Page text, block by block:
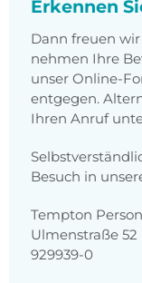
Erkennen
Dann freuen
nehmen Ihre
unser Online-
entgegen.
Ihren Anruf
Besuch in
Tempton
Ulmenstraße 52
929939-0